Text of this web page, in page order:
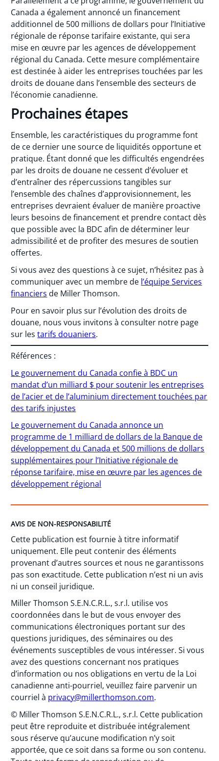
Canada a également annoncé un financement
additionnel de 500 millions de dollars pour l’Initiative
régionale de réponse tarifaire existante, qui sera
mise en œuvre par les agences de développement
régional du Canada. Cette mesure complémentaire
est destinée à aider les entreprises touchées par les
droits de douane dans l’ensemble des secteurs de
l’économie canadienne.
Prochaines étapes
Ensemble, les caractéristiques du programme font
de ce dernier une source de liquidités opportune et
pratique. Étant donné que les difficultés engendrées
par les droits de douane ne cessent d’évoluer et
d’entraîner des répercussions tangibles sur
l’ensemble des chaînes d’approvisionnement, les
entreprises devraient évaluer de manière proactive
leurs besoins de financement et prendre contact dès
que possible avec la BDC afin de déterminer leur
admissibilité et de profiter des mesures de soutien
offertes.
Si vous avez des questions à ce sujet, n’hésitez pas à
communiquer avec un membre de l’équipe Services
financiers de Miller Thomson.
Pour en savoir plus sur l’évolution des droits de
douane, nous vous invitons à consulter notre page
sur lestarifs douaniers.
Références :
Le gouvernement du Canada confie à BDC un
mandat d’un milliard $ pour soutenir les entreprises
de l’acier et de l’aluminium directement touchées par
des tarifs injustes
Le gouvernement du Canada annonce un
programme de 1 milliard de dollars de la Banque de
développement du Canada et 500 millions de dollars
supplémentaires pour l’Initiative régionale de
réponse tarifaire, mise en œuvre par les agences de
développement régional
AVIS DE NON-RESPONSABILITÉ
Cette publication est fournie à titre informatif
uniquement. Elle peut contenir des éléments
provenant d’autres sources et nous ne garantissons
pas son exactitude. Cette publication n’est ni un avis
ni un conseil juridique.
Miller Thomson S.E.N.C.R.L., s.r.l. utilise vos
coordonnées dans le but de vous envoyer des
communications électroniques portant sur des
questions juridiques, des séminaires ou des
événements susceptibles de vous intéresser. Si vous
avez des questions concernant nos pratiques
d’information ou nos obligations en vertu de la Loi
canadienne anti-pourriel, veuillez faire parvenir un
courriel à privacy@millerthomson.com.
© Miller Thomson S.E.N.C.R.L., s.r.l. Cette publication
peut être reproduite et distribuée intégralement
sous réserve qu’aucune modification n’y soit
apportée, que ce soit dans sa forme ou son contenu.